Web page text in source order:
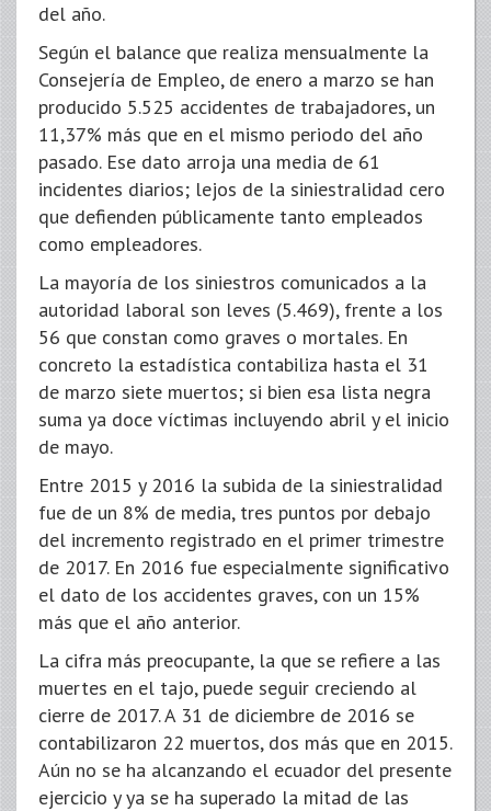
del año.
Según el balance que realiza mensualmente la
Consejería de Empleo, de enero a marzo se han
producido 5.525 accidentes de trabajadores, un
11,37% más que en el mismo periodo del año
pasado. Ese dato arroja una media de 61
incidentes diarios; lejos de la siniestralidad cero
que defienden públicamente tanto empleados
como empleadores.
La mayoría de los siniestros comunicados a la
autoridad laboral son leves (5.469), frente a los
56 que constan como graves o mortales. En
concreto la estadística contabiliza hasta el 31
de marzo siete muertos; si bien esa lista negra
suma ya doce víctimas incluyendo abril y el inicio
de mayo.
Entre 2015 y 2016 la subida de la siniestralidad
fue de un 8% de media, tres puntos por debajo
del incremento registrado en el primer trimestre
de 2017. En 2016 fue especialmente significativo
el dato de los accidentes graves, con un 15%
más que el año anterior.
La cifra más preocupante, la que se refiere a las
muertes en el tajo, puede seguir creciendo al
cierre de 2017. A 31 de diciembre de 2016 se
contabilizaron 22 muertos, dos más que en 2015.
Aún no se ha alcanzando el ecuador del presente
ejercicio y ya se ha superado la mitad de las